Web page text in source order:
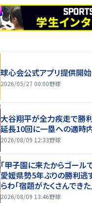
球心会公式アプリ提供開始
2026/05/27 00:00野球
大谷翔平が全力疾走で勝
延長10回に一塁への適時
2026/08/09 12:33野球
「甲子園に来たからゴール
愛媛県勢5年ぶりの勝利
らわ「宿題がたくさんできた
2026/08/09 13:46野球